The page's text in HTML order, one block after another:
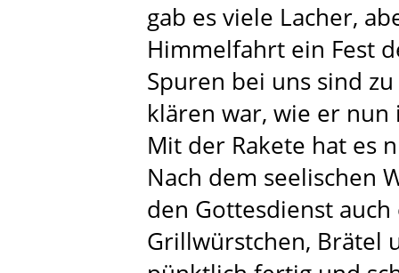
gab es viele Lacher,
Himmelfahrt ein Fest
Spuren bei uns sind
klären war, wie er
Mit der Rakete hat es
Nach dem seelischen
den Gottesdienst
Grillwürstchen, Brätel